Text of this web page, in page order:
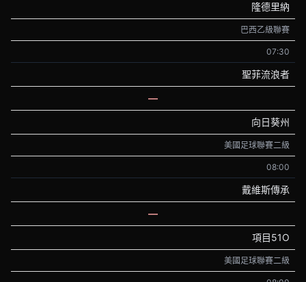
隆德里納
巴西乙級聯賽
07:30
聖菲流浪者
—
向日葵州
美國足球聯賽二級
08:00
戴維斯傳承
—
項目51O
美國足球聯賽二級